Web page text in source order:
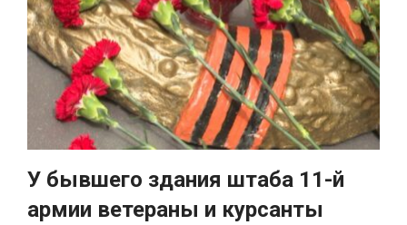
У бывшего здания штаба 11-й
армии ветераны и курсанты